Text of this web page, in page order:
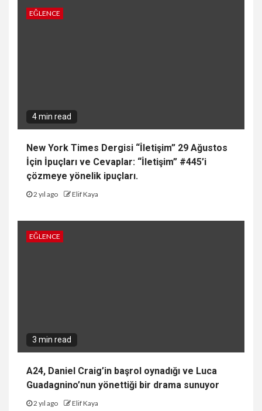
EĞLENCE
4 min read
New York Times Dergisi “İletişim” 29 Ağustos
İçin İpuçları ve Cevaplar: “İletişim” #445’i
çözmeye yönelik ipuçları.
2 yıl ago Elif Kaya
EĞLENCE
3 min read
A24, Daniel Craig’in başrol oynadığı ve Luca
Guadagnino’nun yönettiği bir drama sunuyor
2 yıl ago Elif Kaya